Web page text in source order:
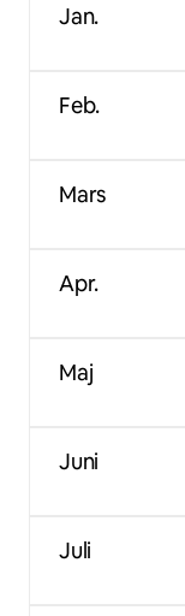
Jan.
Feb.
Mars
Apr.
Maj
Juni
Juli